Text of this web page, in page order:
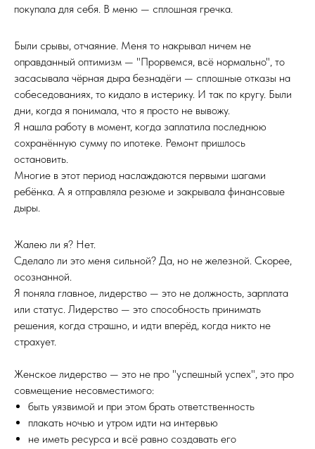
покупала для себя. В меню — сплошная гречка.
Были срывы, отчаяние. Меня то накрывал ничем не
оправданный оптимизм — "Прорвемся, всё нормально", то
засасывала чёрная дыра безнадёги — сплошные отказы на
собеседованиях, то кидало в истерику. И так по кругу. Были
дни, когда я понимала, что я просто не вывожу.
Я нашла работу в момент, когда заплатила последнюю
сохранённую сумму по ипотеке. Ремонт пришлось
остановить.
Многие в этот период наслаждаются первыми шагами
ребёнка. А я отправляла резюме и закрывала финансовые
дыры.
Жалею ли я? Нет.
Сделало ли это меня сильной? Да, но не железной. Скорее,
осознанной.
Я поняла главное, лидерство — это не должность, зарплата
или статус. Лидерство — это способность принимать
решения, когда страшно, и идти вперёд, когда никто не
страхует.
Женское лидерство — это не про "успешный успех", это про
совмещение несовместимого:
быть уязвимой и при этом брать ответственность
плакать ночью и утром идти на интервью
не иметь ресурса и всё равно создавать его